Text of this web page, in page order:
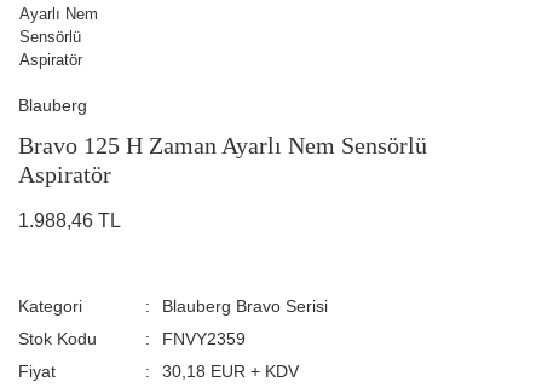
Blauberg
Bravo 125 H Zaman Ayarlı Nem Sensörlü
Aspiratör
1.988,46 TL
Kategori
Blauberg Bravo Serisi
Stok Kodu
FNVY2359
Fiyat
30,18 EUR + KDV